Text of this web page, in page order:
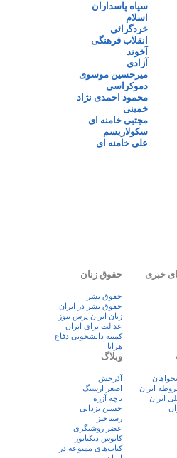
سپاه پاسداران
اسلام
خردگرائی
انقلاب فرهنگی
آخوند
آزادی
میرحسین موسوی
دموکراسی
محمود احمدی نژاد
خمینی
مجتبی خامنه ای
سکولاریسم
علی خامنه ای
خبری حقوق زنان
حقوق بشر
حقوق بشر در ایران
زنان ايران پرس نيوز
عدالت برای ایران
کمیته دانشجویی دفاع
هرانا
ایران
ایران
وبلاگ
آذرخش
اصغر ارسنگ
باچه آزره
حسین یزدانی
رستاخیز
عضر روشنگری
کابوس دیکتاتور
کتاب‌های ممنوعه در